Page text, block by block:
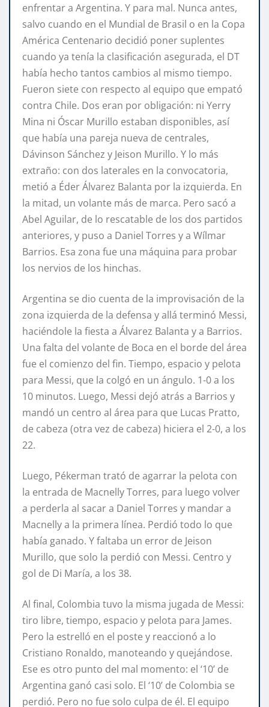
enfrentar a Argentina. Y para mal. Nunca antes,
salvo cuando en el Mundial de Brasil o en la Copa
América Centenario decidió poner suplentes
cuando ya tenía la clasificación asegurada, el DT
había hecho tantos cambios al mismo tiempo.
Fueron siete con respecto al equipo que empató
contra Chile. Dos eran por obligación: ni Yerry
Mina ni Óscar Murillo estaban disponibles, así
que había una pareja nueva de centrales,
Dávinson Sánchez y Jeison Murillo. Y lo más
extraño: con dos laterales en la convocatoria,
metió a Éder Álvarez Balanta por la izquierda. En
la mitad, un volante más de marca. Pero sacó a
Abel Aguilar, de lo rescatable de los dos partidos
anteriores, y puso a Daniel Torres y a Wílmar
Barrios. Esa zona fue una máquina para probar
los nervios de los hinchas.
Argentina se dio cuenta de la improvisación de la
zona izquierda de la defensa y allá terminó Messi,
haciéndole la fiesta a Álvarez Balanta y a Barrios.
Una falta del volante de Boca en el borde del área
fue el comienzo del fin. Tiempo, espacio y pelota
para Messi, que la colgó en un ángulo. 1-0 a los
10 minutos. Luego, Messi dejó atrás a Barrios y
mandó un centro al área para que Lucas Pratto,
de cabeza (otra vez de cabeza) hiciera el 2-0, a los
22.
Luego, Pékerman trató de agarrar la pelota con
la entrada de Macnelly Torres, para luego volver
a perderla al sacar a Daniel Torres y mandar a
Macnelly a la primera línea. Perdió todo lo que
había ganado. Y faltaba un error de Jeison
Murillo, que solo la perdió con Messi. Centro y
gol de Di María, a los 38.
Al final, Colombia tuvo la misma jugada de Messi:
tiro libre, tiempo, espacio y pelota para James.
Pero la estrelló en el poste y reaccionó a lo
Cristiano Ronaldo, manoteando y quejándose.
Ese es otro punto del mal momento: el ‘10’ de
Argentina ganó casi solo. El ‘10’ de Colombia se
perdió. Pero no fue solo culpa de él. El equipo